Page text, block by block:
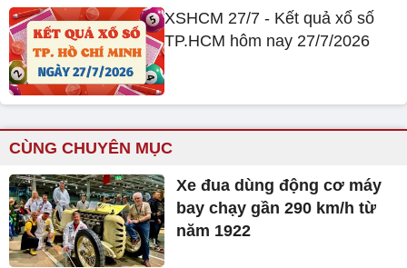
XSHCM 27/7 - Kết quả xổ số
TP.HCM hôm nay 27/7/2026
CÙNG CHUYÊN MỤC
Xe đua dùng động cơ máy
bay chạy gần 290 km/h từ
năm 1922